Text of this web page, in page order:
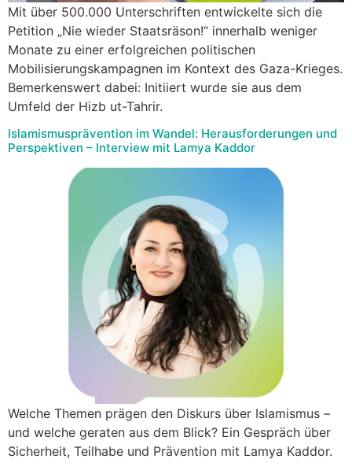
Mit über 500.000 Unterschriften entwickelte sich die
Petition „Nie wieder Staatsräson!“ innerhalb weniger
Monate zu einer erfolgreichen politischen
Mobilisierungskampagnen im Kontext des Gaza-Krieges.
Bemerkenswert dabei: Initiiert wurde sie aus dem
Umfeld der Hizb ut-Tahrir.
Islamismusprävention im Wandel: Herausforderungen und
Perspektiven – Interview mit Lamya Kaddor
Welche Themen prägen den Diskurs über Islamismus –
und welche geraten aus dem Blick? Ein Gespräch über
Sicherheit, Teilhabe und Prävention mit Lamya Kaddor.